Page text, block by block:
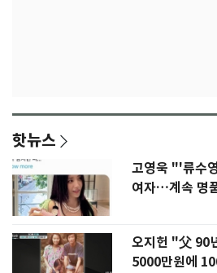
핫뉴스
고영욱 "'류수
여자…계속 명
오지헌 "父 90
5000만원에